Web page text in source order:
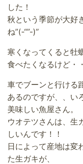
ご購入相談
した！
秋という季節が大好
ね”(-“”-)”
寒くなってくると牡
食べたくなるけど・・
車でブーンと行ける
あるのですが、、い
美味しい魚屋さん。
ウオテツさんは、生
しいんです！！
日によって産地は変
た生ガキが、